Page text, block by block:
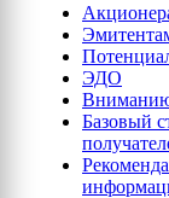
ЭДО
Базовый